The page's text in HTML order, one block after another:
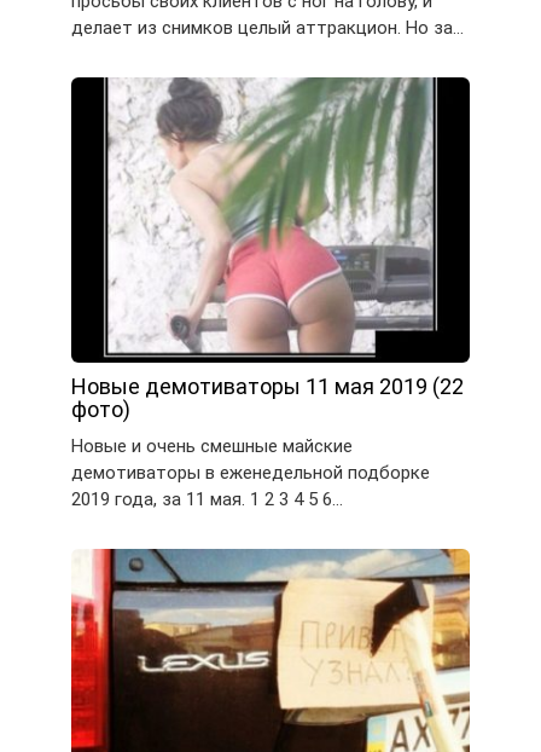
делает из снимков целый аттракцион. Но за…
Новые демотиваторы 11 мая 2019 (22
фото)
Новые и очень смешные майские
демотиваторы в еженедельной подборке
2019 года, за 11 мая. 1 2 3 4 5 6…